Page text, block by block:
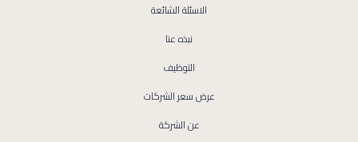
الاسئلة الشائعة
نبذه عنا
التوظيف
عرض سعر الشركات
عن الشركة